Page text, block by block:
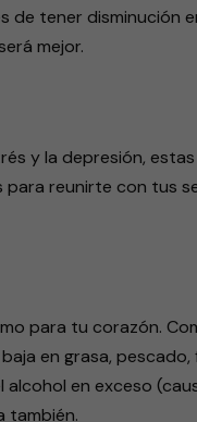
tener disminución
mejor.
y la depresión,
reunirte con tus
para tu corazón.
en grasa,
en exceso
también.